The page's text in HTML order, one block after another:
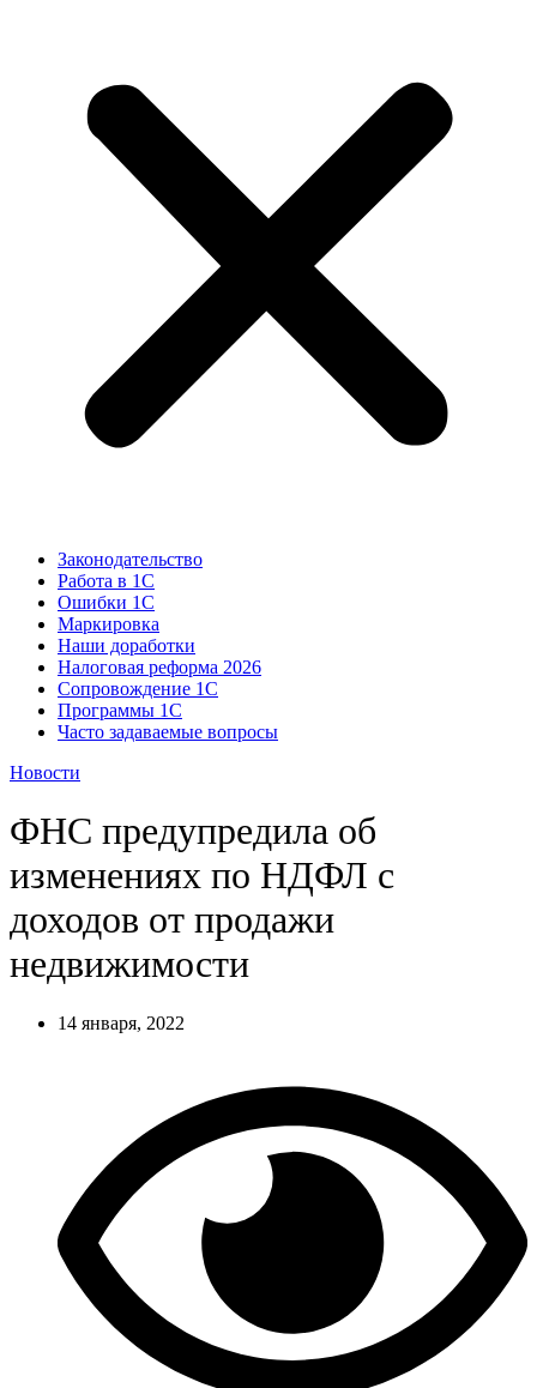
Законодательство
Работа в 1С
Ошибки 1С
Маркировка
Наши доработки
Налоговая реформа 2026
Сопровождение 1С
Программы 1С
Часто задаваемые вопросы
Новости
ФНС предупредила об
изменениях по НДФЛ с
доходов от продажи
недвижимости
14 января, 2022